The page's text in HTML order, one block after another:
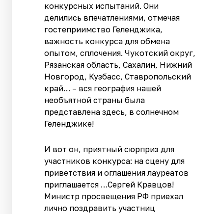
конкурсных испытаний. Они
делились впечатлениями, отмечая
гостеприимство Геленджика,
важность конкурса для обмена
опытом, сплочения. Чукотский округ,
Рязанская область, Сахалин, Нижний
Новгород, Кузбасс, Ставропольский
край… – вся география нашей
необъятной страны была
представлена здесь, в солнечном
Геленджике!
И вот он, приятный сюрприз для
участников конкурса: на сцену для
приветствия и оглашения лауреатов
приглашается …Сергей Кравцов!
Министр просвещения РФ приехал
лично поздравить участниц